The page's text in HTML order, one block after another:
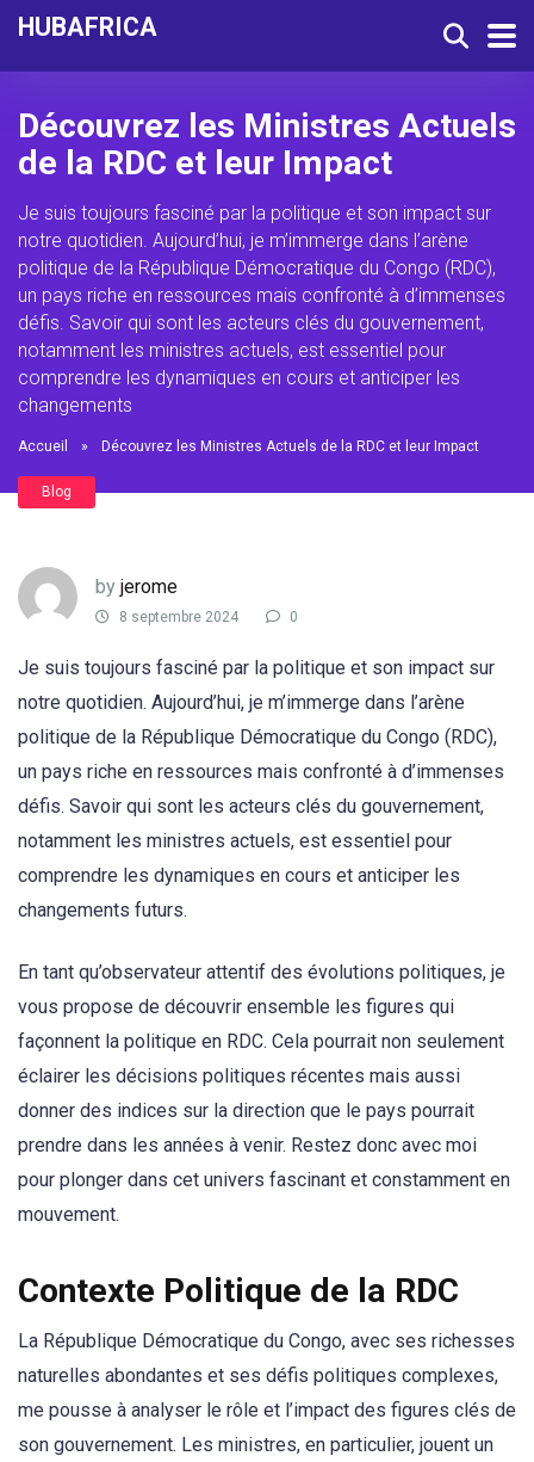
HUBAFRICA
Découvrez les Ministres Actuels
de la RDC et leur Impact
Je suis toujours fasciné par la politique et son impact sur
notre quotidien. Aujourd’hui, je m’immerge dans l’arène
politique de la République Démocratique du Congo (RDC),
un pays riche en ressources mais confronté à d’immenses
défis. Savoir qui sont les acteurs clés du gouvernement,
notamment les ministres actuels, est essentiel pour
comprendre les dynamiques en cours et anticiper les
changements
Accueil » Découvrez les Ministres Actuels de la RDC et leur Impact
Blog
by jerome
8 septembre 2024 0
Je suis toujours fasciné par la politique et son impact sur
notre quotidien. Aujourd’hui, je m’immerge dans l’arène
politique de la République Démocratique du Congo (RDC),
un pays riche en ressources mais confronté à d’immenses
défis. Savoir qui sont les acteurs clés du gouvernement,
notamment les ministres actuels, est essentiel pour
comprendre les dynamiques en cours et anticiper les
changements futurs.
En tant qu’observateur attentif des évolutions politiques, je
vous propose de découvrir ensemble les figures qui
façonnent la politique en RDC. Cela pourrait non seulement
éclairer les décisions politiques récentes mais aussi
donner des indices sur la direction que le pays pourrait
prendre dans les années à venir. Restez donc avec moi
pour plonger dans cet univers fascinant et constamment en
mouvement.
Contexte Politique de la RDC
La République Démocratique du Congo, avec ses richesses
naturelles abondantes et ses défis politiques complexes,
me pousse à analyser le rôle et l’impact des figures clés de
son gouvernement. Les ministres, en particulier, jouent un